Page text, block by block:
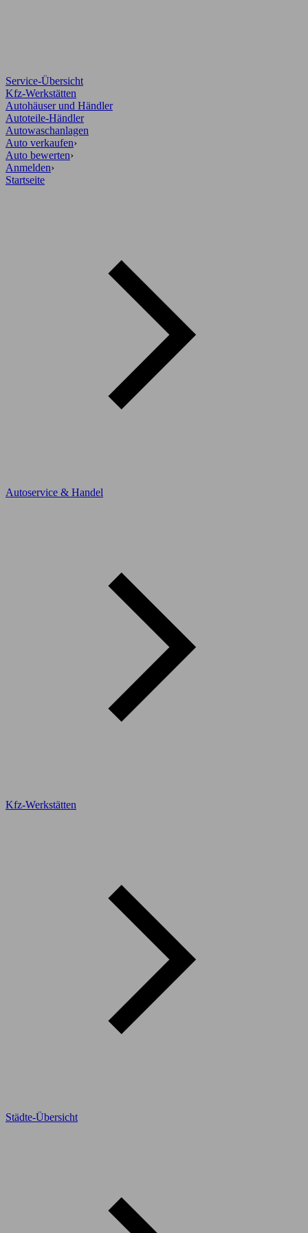
Service-Übersicht
Kfz-Werkstätten
Autohäuser und Händler
Autoteile-Händler
Autowaschanlagen
Auto verkaufen›
Auto bewerten›
Anmelden›
Startseite
Autoservice & Handel
Kfz-Werkstätten
Städte-Übersicht